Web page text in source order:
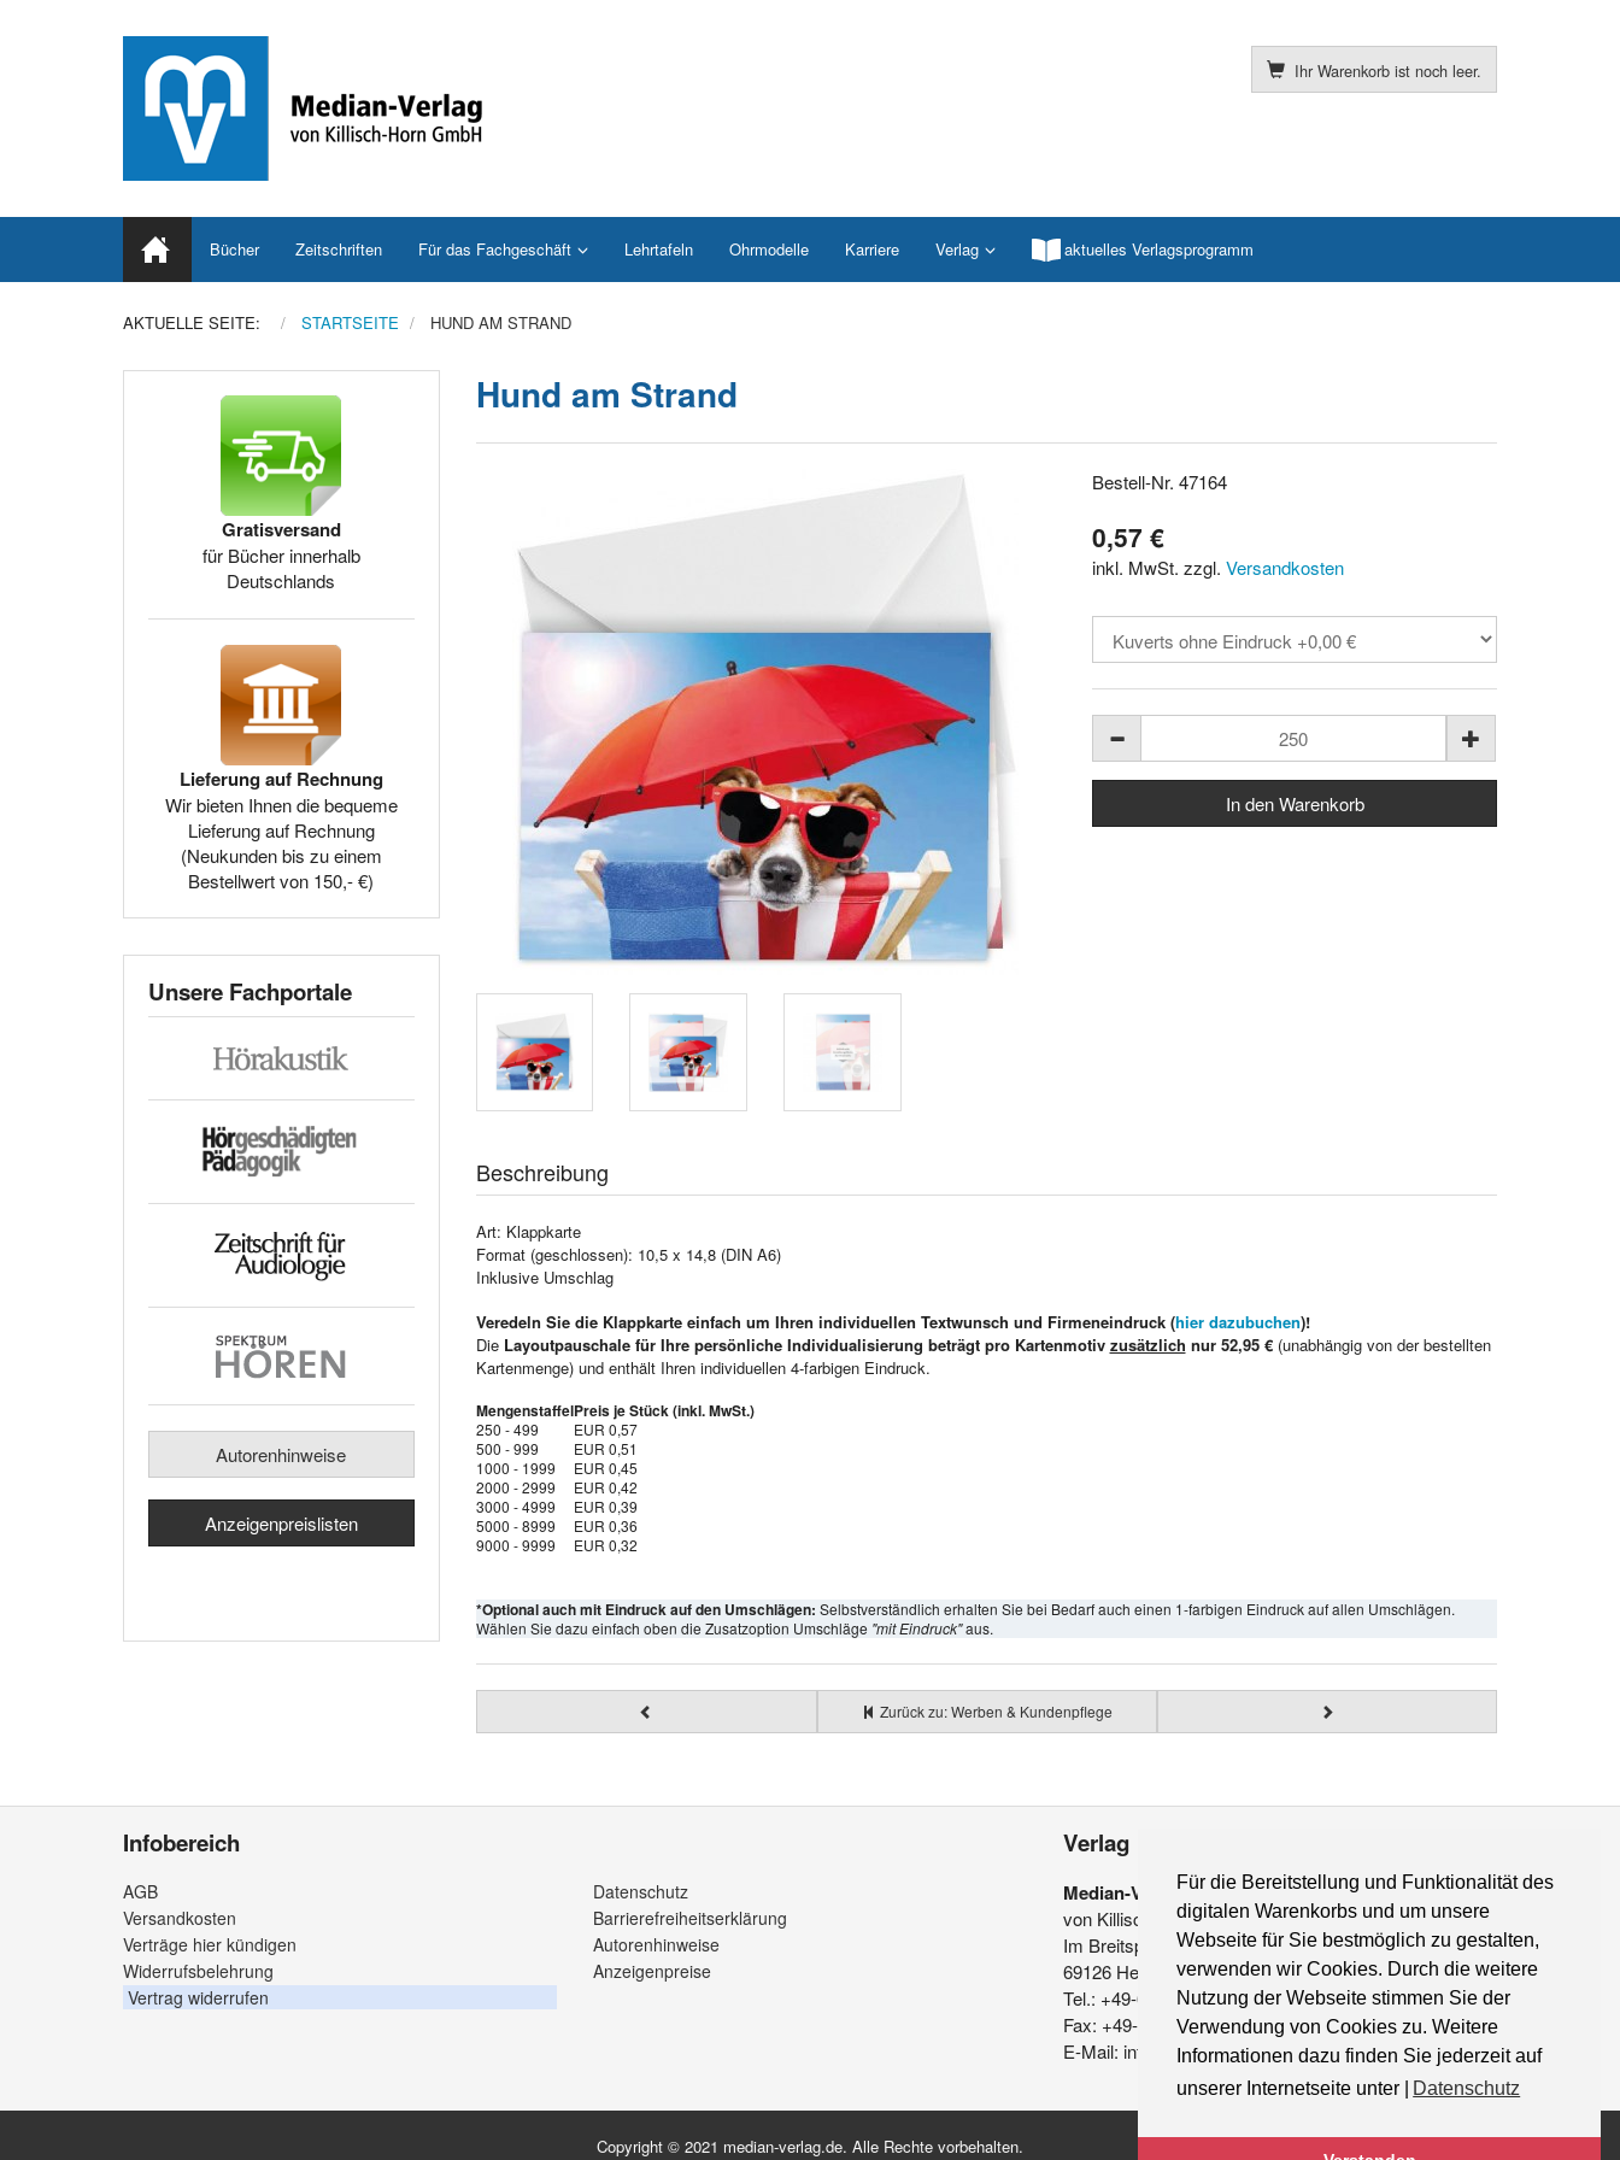
Für die Bereitstellung und Funktionalität des
digitalen Warenkorbs und um unsere
Webseite für Sie bestmöglich zu gestalten,
verwenden wir Cookies. Durch die weitere
Nutzung der Webseite stimmen Sie der
Verwendung von Cookies zu. Weitere
Informationen dazu finden Sie jederzeit auf
unserer Internetseite unter |
Datenschutz
Ihr Warenkorb ist noch leer.
Bücher Zeitschriften Für das Fachgeschäft Lehrtafeln Ohrmodelle Karriere Verlag aktuelles Verlagsprogramm
AKTUELLE SEITE: STARTSEITE HUND AM STRAND
Hund am Strand
Bestell-Nr. 47164
0,57 €
inkl. MwSt. zzgl.Versandkosten
Beschreibung
Art: Klappkarte
Format (geschlossen): 10,5 x 14,8 (DIN A6)
Inklusive Umschlag
Veredeln Sie die Klappkarte einfach um Ihren individuellen Textwunsch und Firmeneindruck (hier dazubuchen)!
Die Layoutpauschale für Ihre persönliche Individualisierung beträgt pro Kartenmotiv zusätzlich nur 52,95 €(unabhängig von der bestellten
Kartenmenge) und enthält Ihren individuellen 4-farbigen Eindruck.
MengenstaffelPreis je Stück (inkl. MwSt.)
250 - 499
EUR 0,57
500 - 999
EUR 0,51
1000 - 1999
EUR 0,45
2000 - 2999
EUR 0,42
3000 - 4999
EUR 0,39
5000 - 8999
EUR 0,36
9000 - 9999
EUR 0,32
*Optional auch mit Eindruck auf den Umschlägen: Selbstverständlich erhalten Sie bei Bedarf auch einen 1-farbigen Eindruck auf allen Umschlägen.
Wählen Sie dazu einfach oben die Zusatzoption Umschläge "mit Eindruck"aus.
Zurück zu: Werben & Kundenpflege
Gratisversand
für Bücher innerhalb
Deutschlands
Lieferung auf Rechnung
Wir bieten Ihnen die bequeme
Lieferung auf Rechnung
(Neukunden bis zu einem
Bestellwert von 150,- €)
Unsere Fachportale
Autorenhinweise
Anzeigenpreislisten
Infobereich
AGB
Versandkosten
Verträge hier kündigen
Widerrufsbelehrung
Vertrag widerrufen
Datenschutz
Barrierefreiheitserklärung
Autorenhinweise
Anzeigenpreise
Verlag
Median-Verlag
von Killisch-Horn GmbH
Im Breitspiel 11 a
69126 Heidelberg
Tel.: +49-6221-90 509-0
Fax: +49-6221-90 509-20
E-Mail: info@median-verlag.de
Copyright © 2021 median-verlag.de. Alle Rechte vorbehalten.